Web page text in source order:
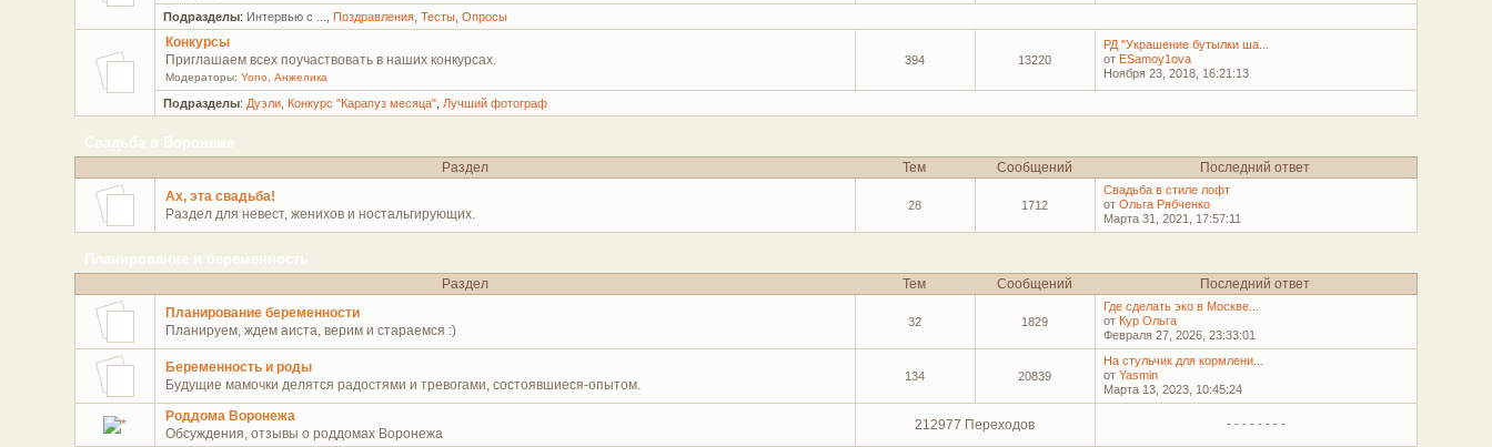
Подразделы: Интервью с ... Поздравления ,Тесты ,Опросы
Конкурсы
Приглашаем всех поучаствовать в наших конкурсах.
Модераторы: Yono, Анжелика
394 13220
РД "Украшение бутылки ша...
от ESamoy1ova
Ноября 23, 2018, 16:21:13
Подразделы: Дуэли Конкурс "Карапуз месяца" Лучший фотограф
Свадьба в Воронеже
Раздел Тем Сообщений
Последний ответ
Ах, эта свадьба!
Раздел для невест, женихов и ностальгирующих.
28 1712
Свадьба в стиле лофт
отОльга Рябченко
Марта 31, 2021, 17:57:11
Планирование и беременность
Раздел Тем Сообщений
Последний ответ
Планирование беременности
Планируем, ждем аиста, верим и стараемся :)
32 1829
Где сделать эко в Москве...
от Кур Ольга
Февраля 27, 2026, 23:33:01
Беременность и роды
Будущие мамочки делятся радостями и тревогами, состоявшиеся-опытом.
134 20839
На стульчик для кормлени...
отYasmin
Марта 13, 2023, 10:45:24
Роддома Воронежа
Обсуждения, отзывы о роддомах Воронежа
212977 Переходов - - - - - - - -